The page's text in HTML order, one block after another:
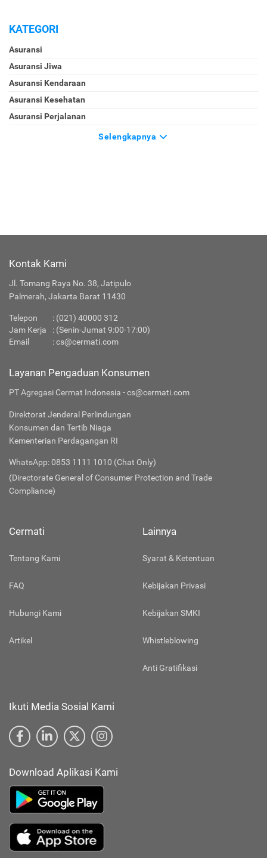
KATEGORI
Asuransi
Asuransi Jiwa
Asuransi Kendaraan
Asuransi Kesehatan
Asuransi Perjalanan
Selengkapnya
Kontak Kami
Jl. Tomang Raya No. 38, Jatipulo
Palmerah, Jakarta Barat 11430
Telepon : (021) 40000 312
Jam Kerja
: (Senin-Jumat 9:00-17:00)
Email
:cs@cermati.com
Layanan Pengaduan Konsumen
PT Agregasi Cermat Indonesia - cs@cermati.com
Direktorat Jenderal Perlindungan
Konsumen dan Tertib Niaga
Kementerian Perdagangan RI
WhatsApp: 0853 1111 1010 (Chat Only)
(Directorate General of Consumer Protection and Trade
Compliance)
Cermati
Tentang Kami
FAQ
Hubungi Kami
Artikel
Lainnya
Syarat & Ketentuan
Kebijakan Privasi
Kebijakan SMKI
Whistleblowing
Anti Gratifikasi
Ikuti Media Sosial Kami
Download Aplikasi Kami